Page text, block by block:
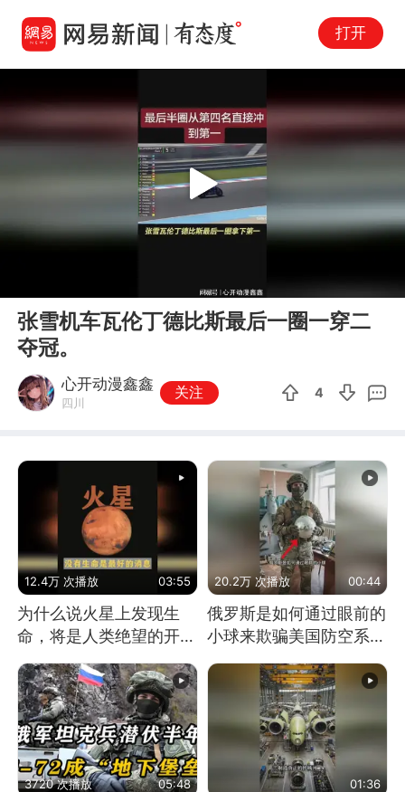
打开
Play
张雪机车瓦伦丁德比斯最后一圈一穿二
夺冠。
心开动漫鑫鑫
四川
关注 4
12.4万 次播放 03:55
为什么说火星上发现生
命，将是人类绝望的开
始？
20.2万 次播放 00:44
俄罗斯是如何通过眼前的
小球来欺骗美国防空系统
的
3720 次播放 05:48 01:36